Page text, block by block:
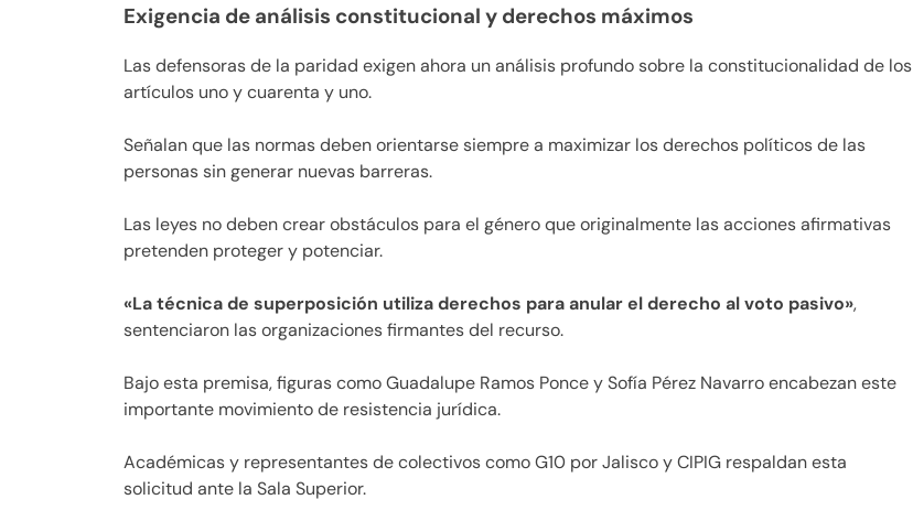
Exigencia de análisis constitucional y derechos máximos
Las defensoras de la paridad exigen ahora un análisis profundo sobre la constitucionalidad de los
artículos uno y cuarenta y uno.
Señalan que las normas deben orientarse siempre a maximizar los derechos políticos de las
personas sin generar nuevas barreras.
Las leyes no deben crear obstáculos para el género que originalmente las acciones afirmativas
pretenden proteger y potenciar.
«La técnica de superposición utiliza derechos para anular el derecho al voto pasivo»,
sentenciaron las organizaciones firmantes del recurso.
Bajo esta premisa, figuras como Guadalupe Ramos Ponce y Sofía Pérez Navarro encabezan este
importante movimiento de resistencia jurídica.
Académicas y representantes de colectivos como G10 por Jalisco y CIPIG respaldan esta
solicitud ante la Sala Superior.